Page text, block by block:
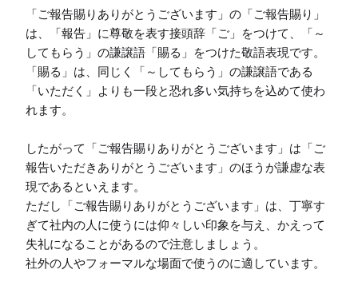
「ご報告賜りありがとうございます」の「ご報告賜り」
は、「報告」に尊敬を表す接頭辞「ご」をつけて、「～
してもらう」の謙譲語「賜る」をつけた敬語表現です。
「賜る」は、同じく「～してもらう」の謙譲語である
「いただく」よりも一段と恐れ多い気持ちを込めて使わ
れます。
したがって「ご報告賜りありがとうございます」は「ご
報告いただきありがとうございます」のほうが謙虚な表
現であるといえます。
ただし「ご報告賜りありがとうございます」は、丁寧す
ぎて社内の人に使うには仰々しい印象を与え、かえって
失礼になることがあるので注意しましょう。
社外の人やフォーマルな場面で使うのに適しています。